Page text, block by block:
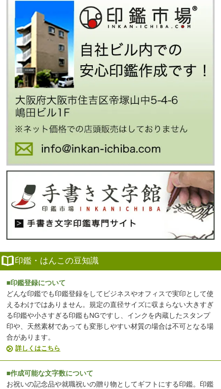
印鑑・はんこの豆知識
■印鑑登録について
どんな印鑑でも印鑑登録をしてビジネスやオフィスで実印として使
えるわけではありません。規定の直径サイズに収まらない大きすぎ
る印鑑や小さすぎる印鑑もNGですし、インクを内蔵したスタンプ
印や、天然素材であっても変形しやすい材質の場合は不可となる場
合があります。
詳しくはこちら
■作成可能な文字数について
お祝いの記念品や就職祝いの贈り物としてギフトにする印鑑。印鑑